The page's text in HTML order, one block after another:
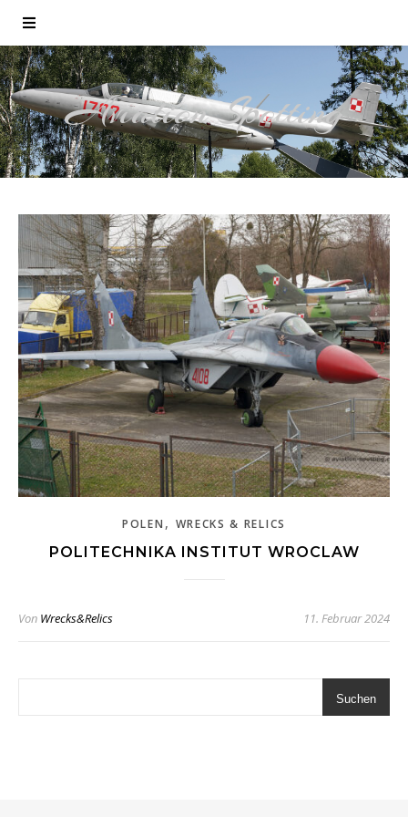
Aviation Spotting
POLEN , WRECKS & RELICS
POLITECHNIKA INSTITUT WROCLAW
Von Wrecks&Relics 11. Februar 2024
Suchen